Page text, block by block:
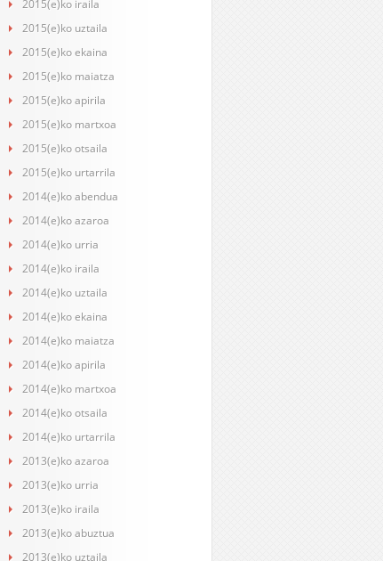
2015(e)ko iraila
2015(e)ko uztaila
2015(e)ko ekaina
2015(e)ko maiatza
2015(e)ko apirila
2015(e)ko martxoa
2015(e)ko otsaila
2015(e)ko urtarrila
2014(e)ko abendua
2014(e)ko azaroa
2014(e)ko urria
2014(e)ko iraila
2014(e)ko uztaila
2014(e)ko ekaina
2014(e)ko maiatza
2014(e)ko apirila
2014(e)ko martxoa
2014(e)ko otsaila
2014(e)ko urtarrila
2013(e)ko azaroa
2013(e)ko urria
2013(e)ko iraila
2013(e)ko abuztua
2013(e)ko uztaila